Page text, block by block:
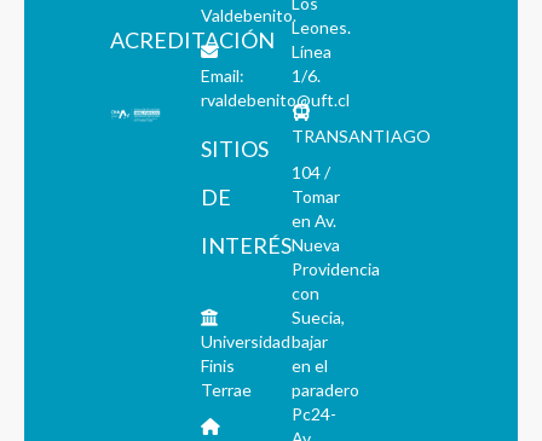
ACREDITACIÓN
Valdebenito.
Email:
rvaldebenito@uft.cl
SITIOS
DE
INTERÉS
Universidad
Finis
Terrae
Leones.
Línea
1/6.
TRANSANTIAGO
104 /
Tomar
en Av.
Nueva
Providencia
con
Suecia,
bajar
en el
paradero
Pc24-